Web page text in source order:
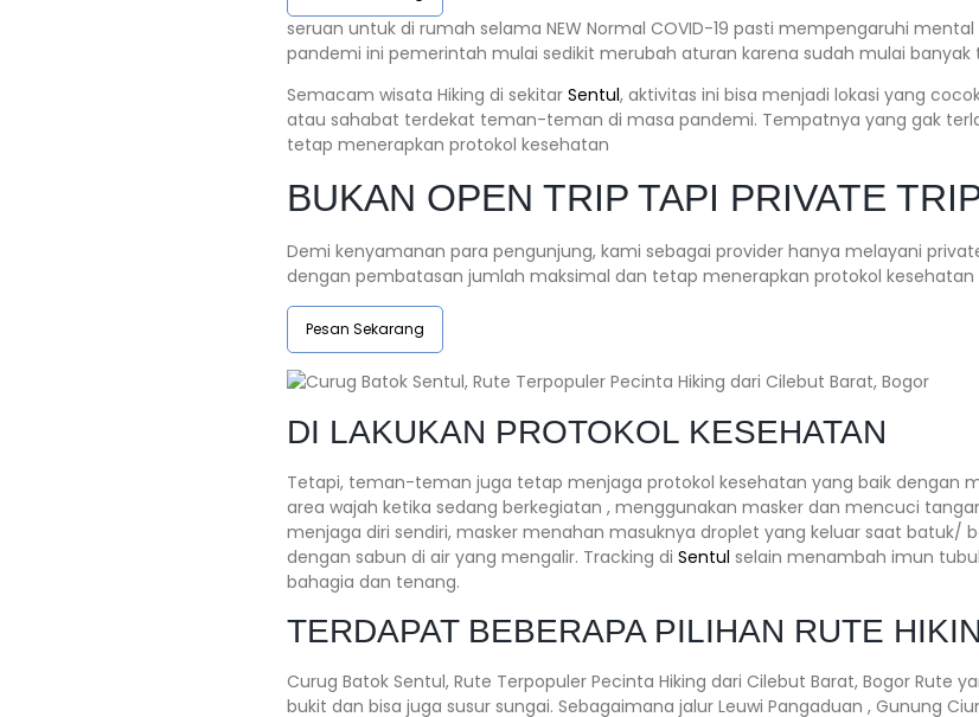
seruan untuk di rumah selama NEW Normal COVID-19 pasti mempengaruhi
pandemi ini pemerintah mulai sedikit merubah aturan karena sudah mulai
Semacam wisata Hiking di sekitar Sentul, aktivitas ini bisa menjadi lokasi yang
atau sahabat terdekat teman-teman di masa pandemi. Tempatnya yang gak
tetap menerapkan protokol kesehatan
BUKAN OPEN TRIP TAPI PRIVATE
Demi kenyamanan para pengunjung, kami sebagai provider hanya melayani
dengan pembatasan jumlah maksimal dan tetap menerapkan protokol
Pesan Sekarang
DI LAKUKAN PROTOKOL KESEHATAN
Tetapi, teman-teman juga tetap menjaga protokol kesehatan yang baik dengan
area wajah ketika sedang berkegiatan , menggunakan masker dan mencuci
menjaga diri sendiri, masker menahan masuknya droplet yang keluar saat batuk/
dengan sabun di air yang mengalir. Tracking di Sentul selain menambah imun
bahagia dan tenang.
TERDAPAT BEBERAPA PILIHAN RUTE
Curug Batok Sentul, Rute Terpopuler Pecinta Hiking dari Cilebut Barat, Bogor Rute
bukit dan bisa juga susur sungai. Sebagaimana jalur Leuwi Pangaduan , Gunung